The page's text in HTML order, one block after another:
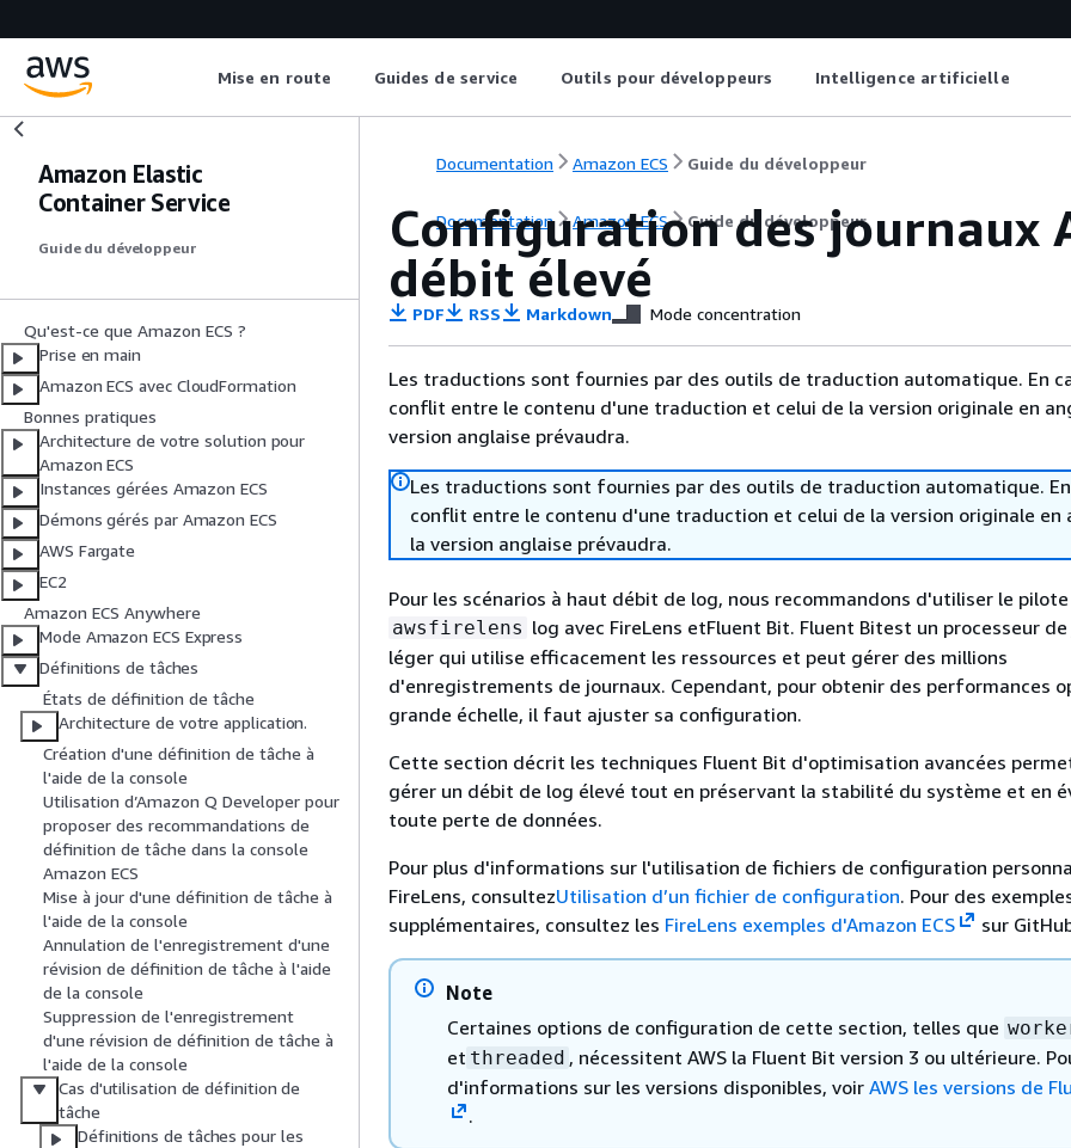
Mise en route Guides de service Outils pour développeurs Intelligence artificielle
Amazon Elastic
Container Service
Guide du développeur
Qu'est-ce que Amazon ECS ?
Prise en main
Amazon ECS avec CloudFormation
Bonnes pratiques
Architecture de votre solution pour
Amazon ECS
Instances gérées Amazon ECS
Démons gérés par Amazon ECS
AWS Fargate
EC2
Amazon ECS Anywhere
Mode Amazon ECS Express
Définitions de tâches
États de définition de tâche
Architecture de votre application.
Création d'une définition de tâche à
l'aide de la console
Utilisation d’Amazon Q Developer pour
proposer des recommandations de
définition de tâche dans la console
Amazon ECS
Mise à jour d'une définition de tâche à
l'aide de la console
Annulation de l'enregistrement d'une
révision de définition de tâche à l'aide
de la console
Suppression de l'enregistrement
d'une révision de définition de tâche à
l'aide de la console
Cas d'utilisation de définition de
tâche
Définitions de tâches pour les
Documentation Amazon ECS Guide du développeur
Documentation Amazon ECS Guide du développeur
Configuration des journaux
débit élevé
PDF RSS Markdown Mode concentration
Les traductions sont fournies par des outils de traduction automatique. En
conflit entre le contenu d'une traduction et celui de la version originale en
version anglaise prévaudra.
Les traductions sont fournies par des outils de traduction automatique.
conflit entre le contenu d'une traduction et celui de la version originale en
la version anglaise prévaudra.
Pour les scénarios à haut débit de log, nous recommandons d'utiliser le
awsfirelens log avec FireLens etFluent Bit. Fluent Bitest un processeur
léger qui utilise efficacement les ressources et peut gérer des millions
d'enregistrements de journaux. Cependant, pour obtenir des performances
grande échelle, il faut ajuster sa configuration.
Cette section décrit les techniques Fluent Bit d'optimisation avancées
gérer un débit de log élevé tout en préservant la stabilité du système et en
toute perte de données.
Pour plus d'informations sur l'utilisation de fichiers de configuration
FireLens, consultezUtilisation d’un fichier de configuration. Pour des
supplémentaires, consultez les FireLens exemples d'Amazon ECS sur
Note
Certaines options de configuration de cette section, telles que
et threaded , nécessitent AWS la Fluent Bit version 3 ou ultérieure.
d'informations sur les versions disponibles, voir AWS les versions de
.